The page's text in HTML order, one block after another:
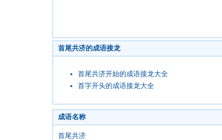
首尾共济的成语接龙
首尾共济开始的成语接龙大全
首字开头的成语接龙大全
成语名称
首尾共济